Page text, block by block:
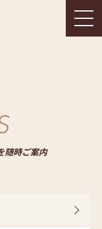
随時ご案内